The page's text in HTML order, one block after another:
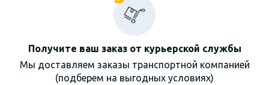
Получите ваш заказ от курьерской службы
Мы доставляем заказы транспортной компанией
(подберем на выгодных условиях)